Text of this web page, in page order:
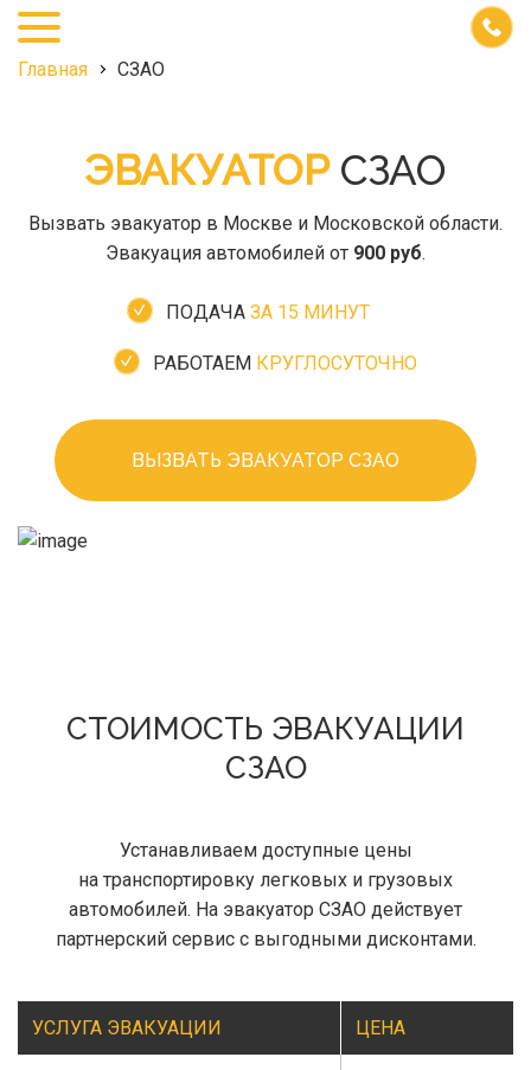
+7
(495)
Главная СЗАО
ЭВАКУАТОРСЗАО
Вызвать эвакуатор в Москве и Московской области.
Эвакуация автомобилей от 900 руб.
ПОДАЧА ЗА 15 МИНУТ
РАБОТАЕМ КРУГЛОСУТОЧНО
ВЫЗВАТЬ ЭВАКУАТОР СЗАО
СТОИМОСТЬ ЭВАКУАЦИИ
СЗАО
Устанавливаем доступные цены
на транспортировку легковых и грузовых
автомобилей. На эвакуатор СЗАО действует
партнерский сервис с выгодными дисконтами.
УСЛУГА ЭВАКУАЦИИ ЦЕНА